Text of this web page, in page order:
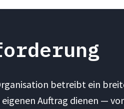
betreibt ein
Auftrag dienen —